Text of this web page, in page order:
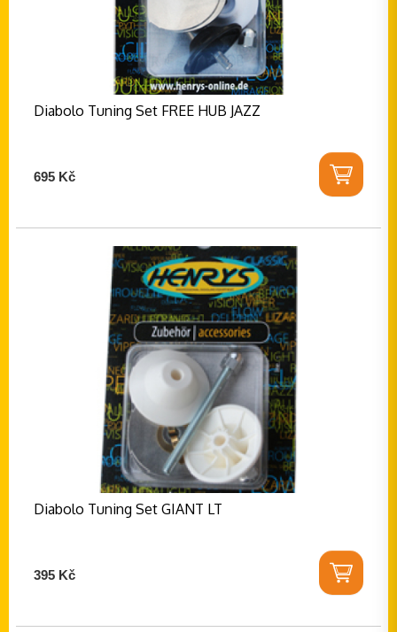
Diabolo Tuning Set FREE HUB JAZZ
695 Kč
Diabolo Tuning Set GIANT LT
395 Kč